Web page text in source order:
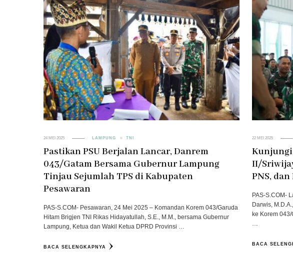
24 MEI 2025 LAMPUNG TNI
Pastikan PSU Berjalan Lancar, Danrem
043/Gatam Bersama Gubernur Lampung
Tinjau Sejumlah TPS di Kabupaten
Pesawaran
PAS-S.COM- Pesawaran, 24 Mei 2025 – Komandan Korem 043/Garuda
Hitam Brigjen TNI Rikas Hidayatullah, S.E., M.M., bersama Gubernur
Lampung, Ketua dan Wakil Ketua DPRD Provinsi …
BACA SELENGKAPNYA
22 MEI 2025
Kunjungi
II/
PNS,
PAS-S.COM-
Darwis,
ke Korem
…
BACA